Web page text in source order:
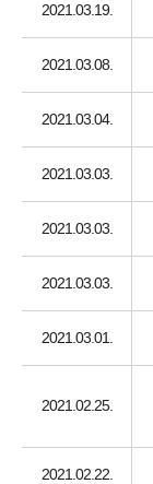
2021.03.19.
2021.03.08.
2021.03.04.
2021.03.03.
2021.03.03.
2021.03.03.
2021.03.01.
2021.02.25.
2021.02.22.